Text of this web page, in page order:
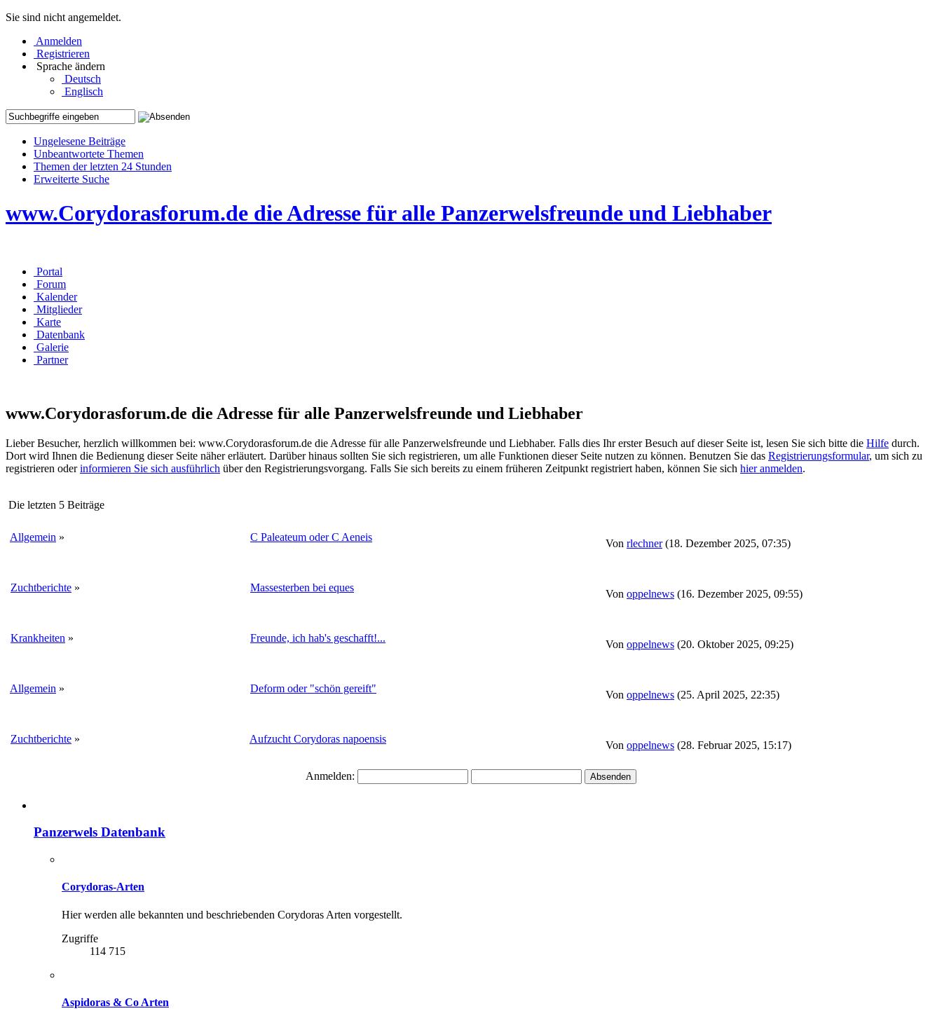
Sie sind nicht angemeldet.
Anmelden
Registrieren
Sprache ändern
Deutsch
Englisch
Ungelesene Beiträge
Unbeantwortete Themen
Themen der letzten 24 Stunden
Erweiterte Suche
www.Corydorasforum.de die Adresse für alle Panzerwelsfreunde und Liebhaber
Portal
Forum
Kalender
Mitglieder
Karte
Datenbank
Galerie
Partner
www.Corydorasforum.de die Adresse für alle Panzerwelsfreunde und Liebhaber
Lieber Besucher, herzlich willkommen bei: www.Corydorasforum.de die Adresse für alle Panzerwelsfreunde und Liebhaber. Falls dies Ihr erster Besuch auf dieser Seite ist, lesen Sie sich bitte die Hilfe durch.
Dort wird Ihnen die Bedienung dieser Seite näher erläutert. Darüber hinaus sollten Sie sich registrieren, um alle Funktionen dieser Seite nutzen zu können. Benutzen Sie das Registrierungsformular, um sich zu
registrieren oderinformieren Sie sich ausführlich über den Registrierungsvorgang. Falls Sie sich bereits zu einem früheren Zeitpunkt registriert haben, können Sie sich hier anmelden.
Die letzten 5 Beiträge
Allgemein » C Paleateum oder C Aeneis
Von rlechner (18. Dezember 2025, 07:35)
Zuchtberichte » Massesterben bei eques
Von oppelnews (16. Dezember 2025, 09:55)
Krankheiten » Freunde, ich hab's geschafft!...
Von oppelnews (20. Oktober 2025, 09:25)
Allgemein » Deform oder "schön gereift"
Von oppelnews (25. April 2025, 22:35)
Zuchtberichte » Aufzucht Corydoras napoensis
Von oppelnews (28. Februar 2025, 15:17)
Anmelden:
Panzerwels Datenbank
Corydoras-Arten
Hier werden alle bekannten und beschriebenden Corydoras Arten vorgestellt.
Zugriffe
114 715
Aspidoras & Co Arten